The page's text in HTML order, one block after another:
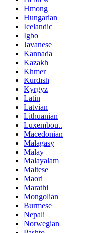
Hmong
Hungarian
Icelandic
Igbo
Javanese
Kannada
Kazakh
Khmer
Kurdish
Kyrgyz
Latin
Latvian
Lithuanian
Luxembou..
Macedonian
Malagasy
Malay
Malayalam
Maltese
Maori
Marathi
Mongolian
Burmese
Nepali
Norwegian